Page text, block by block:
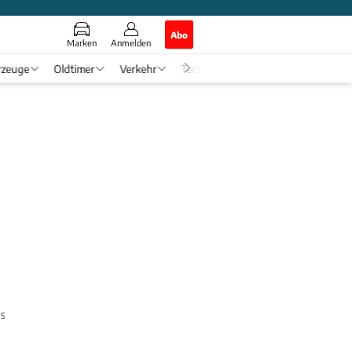
Marken Anmelden
Abo
Oldtimer Verkehr Tech & Zukunft